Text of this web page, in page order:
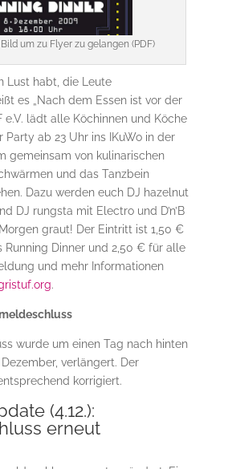
um zu Flyer zu gelangen (PDF)
Lust habt, die Leute
es „Nach dem Essen ist vor der
e.V. lädt alle Köchinnen und Köche
Party ab 23 Uhr ins IKuWo in der
gemeinsam von kulinarischen
und das Tanzbein
Dazu werden euch DJ hazelnut
DJ rungsta mit Electro und D’n’B
graut! Der Eintritt ist 1,50 €
Running Dinner und 2,50 € für alle
und mehr Informationen
.
wurde um einen Tag nach hinten
verlängert. Der
korrigiert.
(4.12.):
erneut